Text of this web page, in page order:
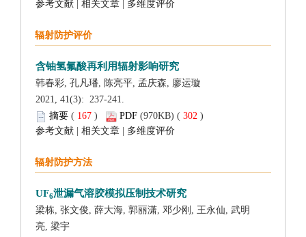
2021, 41(3): 237-241.
(
) 302 )